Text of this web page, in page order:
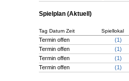
Spielplan (Aktuell)
Tag Datum Zeit Spiellokal
Termin offen
(1)
Termin offen
(1)
Termin offen
(1)
Termin offen
(1)